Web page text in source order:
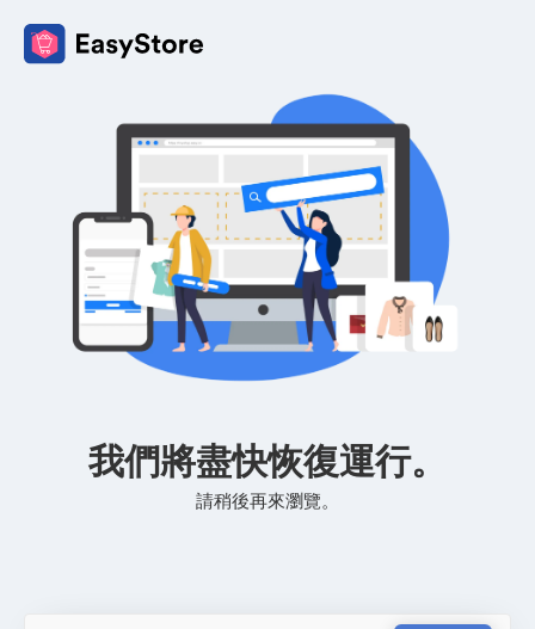
我們將盡快恢復運行。
請稍後再來瀏覽。